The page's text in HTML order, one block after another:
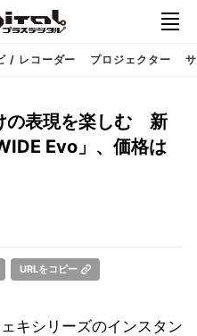
/ レコーダー プロジェクター
の表現を楽しむ 新
Evo」、価格は
URLをコピー
キシリーズのインスタン